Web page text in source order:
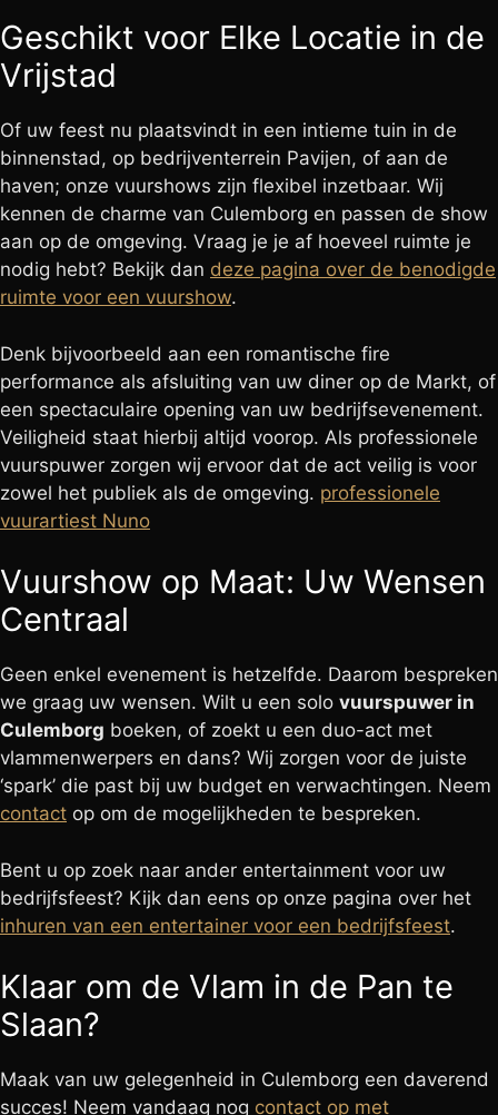
Geschikt voor Elke Locatie in de
Vrijstad
Of uw feest nu plaatsvindt in een intieme tuin in de
binnenstad, op bedrijventerrein Pavijen, of aan de
haven; onze vuurshows zijn flexibel inzetbaar. Wij
kennen de charme van Culemborg en passen de show
aan op de omgeving. Vraag je je af hoeveel ruimte je
nodig hebt? Bekijk dan deze pagina over de benodigde
ruimte voor een vuurshow.
Denk bijvoorbeeld aan een romantische fire
performance als afsluiting van uw diner op de Markt, of
een spectaculaire opening van uw bedrijfsevenement.
Veiligheid staat hierbij altijd voorop. Als professionele
vuurspuwer zorgen wij ervoor dat de act veilig is voor
zowel het publiek als de omgeving. professionele
vuurartiest Nuno
Vuurshow op Maat: Uw Wensen
Centraal
Geen enkel evenement is hetzelfde. Daarom bespreken
we graag uw wensen. Wilt u een solo vuurspuwer in
Culemborg boeken, of zoekt u een duo-act met
vlammenwerpers en dans? Wij zorgen voor de juiste
‘spark’ die past bij uw budget en verwachtingen. Neem
contact op om de mogelijkheden te bespreken.
Bent u op zoek naar ander entertainment voor uw
bedrijfsfeest? Kijk dan eens op onze pagina over het
inhuren van een entertainer voor een bedrijfsfeest.
Klaar om de Vlam in de Pan te
Slaan?
Maak van uw gelegenheid in Culemborg een daverend
succes! Neem vandaag nog contact op met